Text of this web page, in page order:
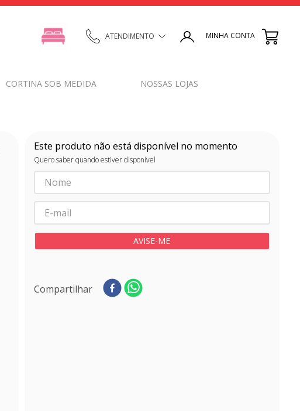
ATENDIMENTO MINHA CONTA
CORTINA SOB MEDIDA NOSSAS LOJAS
Este produto não está disponível no momento
Quero saber quando estiver disponível
Compartilhar